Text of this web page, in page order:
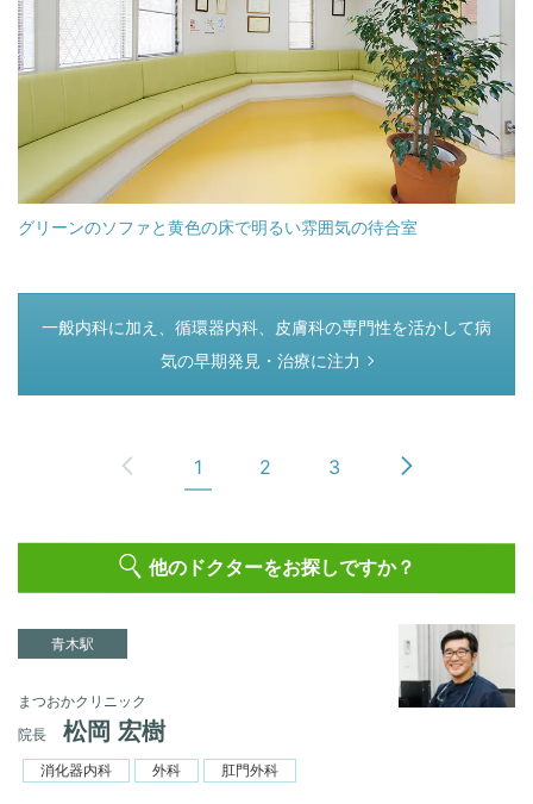
グリーンのソファと黄色の床で明るい雰囲気の待合室
つぎのページ
一般内科に加え、循環器内科、皮膚科の専門性を活かして病
気の早期発見・治療に注力
1 2 3
他のドクターをお探しですか？
青木駅
まつおかクリニック
院長
松岡 宏樹
消化器内科 外科 肛門外科